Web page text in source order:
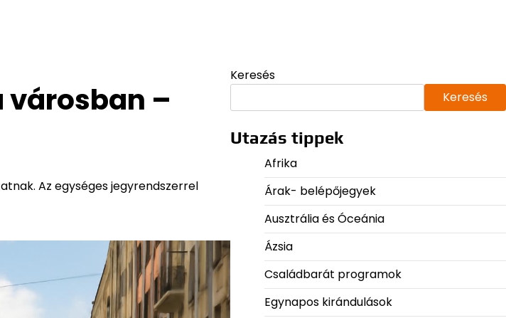
városban –
Az egységes jegyrendszerrel
Keresés
Keresés
Utazás tippek
Afrika
Árak- belépőjegyek
Ausztrália és Óceánia
Ázsia
Családbarát programok
Egynapos kirándulások